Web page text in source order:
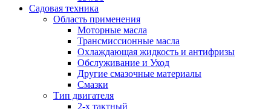
Садовая техника
Область применения
Моторные масла
Трансмиссионные масла
Охлаждающая жидкость и антифризы
Обслуживание и Уход
Другие смазочные материалы
Смазки
Тип двигателя
2-х тактный